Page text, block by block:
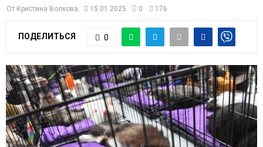
R
Y
M
E
N
От Кристина Волкова 15.01.2025 0 176
ПОДЕЛИТЬСЯ 0